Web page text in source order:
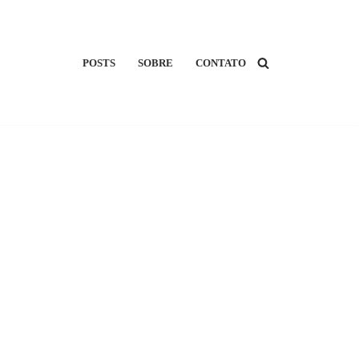
POSTS SOBRE CONTATO